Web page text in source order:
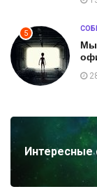
5
Мы
Интересные